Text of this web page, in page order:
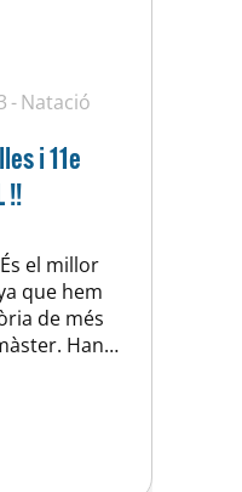
Natació
i 11e
!!
el millor
que hem
de més
Han
a mès de 2
Kun Isaac